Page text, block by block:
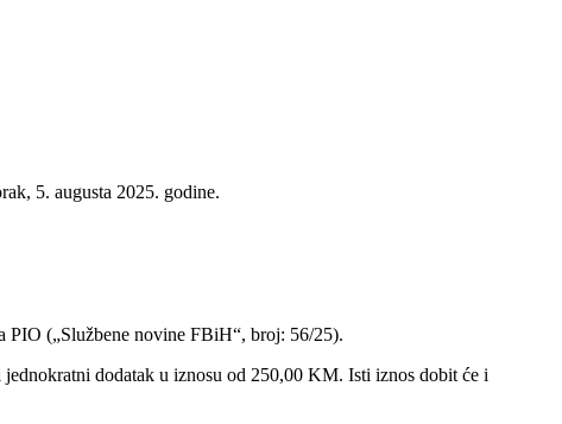
5. augusta 2025. godine.
PIO („Službene novine FBiH“, broj: 56/25).
dodatak u iznosu od 250,00 KM. Isti iznos dobit će i